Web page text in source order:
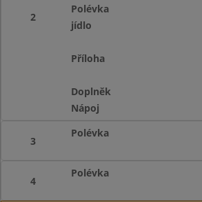
2
Polévka
jídlo
Příloha
Doplněk
Nápoj
3
Polévka
4
Polévka